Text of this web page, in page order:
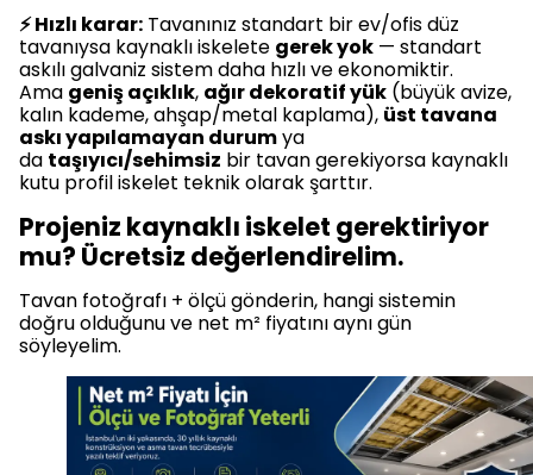
⚡ Hızlı karar: Tavanınız standart bir ev/ofis düz
tavanıysa kaynaklı iskelete gerek yok — standart
askılı galvaniz sistem daha hızlı ve ekonomiktir.
Ama geniş açıklık, ağır dekoratif yük (büyük avize,
kalın kademe, ahşap/metal kaplama), üst tavana
askı yapılamayan durumya
da taşıyıcı/sehimsiz bir tavan gerekiyorsa kaynaklı
kutu profil iskelet teknik olarak şarttır.
Projeniz kaynaklı iskelet gerektiriyor
mu? Ücretsiz değerlendirelim.
Tavan fotoğrafı + ölçü gönderin, hangi sistemin
doğru olduğunu ve net m² fiyatını aynı gün
söyleyelim.